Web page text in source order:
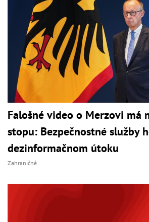
Falošné video o Merzovi má
stopu: Bezpečnostné služby
dezinformačnom útoku
Zahraničné